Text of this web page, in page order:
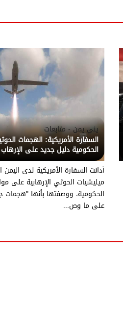
يني يمن - متابعات
السفارة الأمريكية: الهجمات
الحكومية دليل جديد على الإرهاب
أدانت السفارة الأمريكية لدى
ميليشيات الحوثي الإرهابية على
الحكومية، ووصفتها بأنها "هجمات
على ما وص...